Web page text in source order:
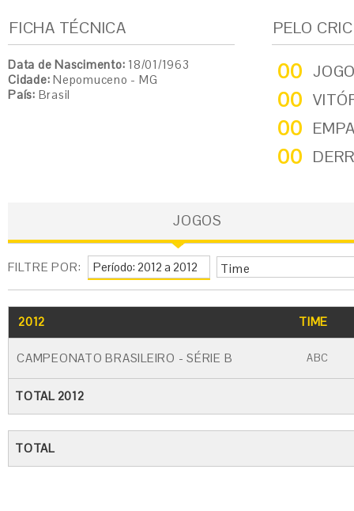
FICHA TÉCNICA
Data de Nascimento: 18/01/1963
Cidade: Nepomuceno - MG
País: Brasil
PELO
00
00
00
00
JOGOS
FILTRE POR: Time
2012 TIME
CAMPEONATO BRASILEIRO - SÉRIE B ABC
TOTAL 2012
TOTAL